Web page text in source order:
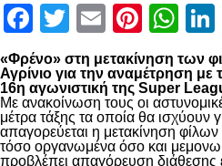
Facebook
Twitter
Email
«Φρένο» στη μετακίνηση των
Αγρίνιο για την αναμέτρηση με
16η αγωνιστική της Super
Με ανακοίνωση τους οι
μέτρα τάξης τα οποία θα ισχύουν
απαγορεύεται η μετακίνηση
τόσο οργανωμένα όσο και
προβλέπει απαγόρευση διάθεσης